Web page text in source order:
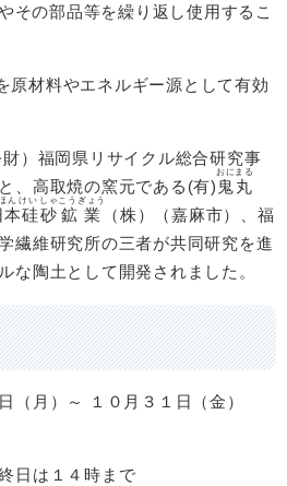
の部品等を繰り返し使用するこ
材料やエネルギー源として有効
）福岡県リサイクル総合研究事
、高取焼の窯元である(有) 鬼丸
おにまる
本硅
んけい
砂
しゃ
鉱業
こうぎょう
（株）（嘉麻市）、福
繊維研究所の三者が共同研究を進
な陶土として開発されました。
月）～ １０月３１日（金）
は１４時まで